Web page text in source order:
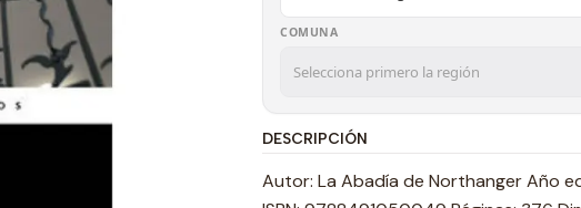
COMUNA
DESCRIPCIÓN
Autor: La Abadía de Northanger Año